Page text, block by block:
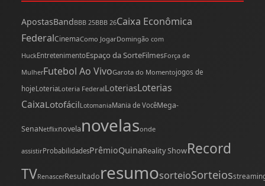
ApostasBandBBB 25BBB 26Caixa Econômica
FederalCinemaComo JogarDomingão com
HuckEntretenimentoEspaço da SorteFilmesForça de
MulherFutebol Ao VivoGarota do Momentojogos de
hojeLoteriaLoteria FederalLoteriasLoterias
CaixaLotofácilLotomaniaMania de VocêMega-
SenaNetflixnovelanovelasonde
assistirProbabilidadesPrêmioQuinaReality ShowRecord
TVRenascerResultadoresumosorteioSorteios